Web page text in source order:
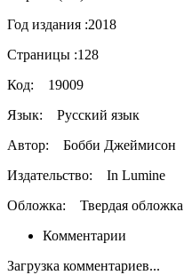
Год издания :2018
Страницы :128
Код: 19009
Язык: Русский язык
Автор:
Бобби Джеймисон
Издательство:
In Lumine
Обложка: Твердая обложка
Комментарии
Загрузка комментариев...